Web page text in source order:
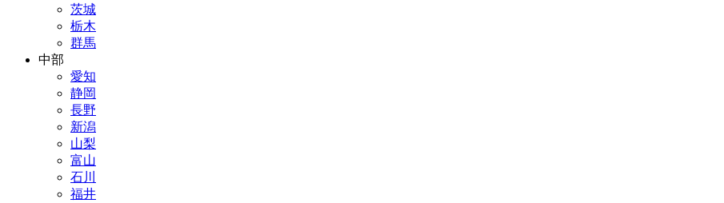
茨城
栃木
群馬
中部
愛知
静岡
長野
新潟
山梨
富山
石川
福井